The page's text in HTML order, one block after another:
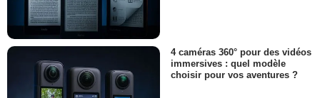
4 caméras 360° pour des vidéos
immersives : quel modèle
choisir pour vos aventures ?